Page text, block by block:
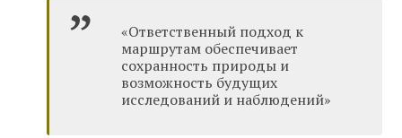
«Ответственный подход к
маршрутам обеспечивает
сохранность природы и
возможность будущих
исследований и наблюдений»